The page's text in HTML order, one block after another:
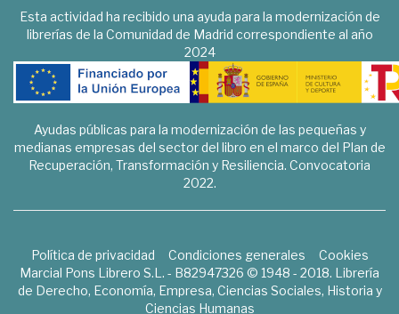
Esta actividad ha recibido una ayuda para la modernización de
librerías de la Comunidad de Madrid correspondiente al año
2024
Ayudas públicas para la modernización de las pequeñas y
medianas empresas del sector del libro en el marco del Plan de
Recuperación, Transformación y Resiliencia. Convocatoria
2022.
Política de privacidad Condiciones generales
Cookies
Marcial Pons Librero S.L. - B82947326 © 1948 - 2018. Librería
de Derecho, Economía, Empresa, Ciencias Sociales, Historia y
Ciencias Humanas